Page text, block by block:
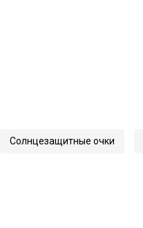
Солнцезащитные очки